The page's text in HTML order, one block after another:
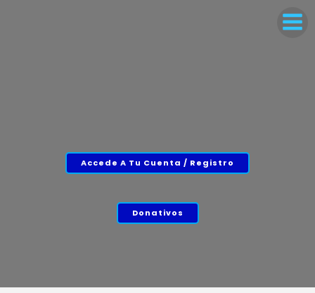
Accede A Tu Cuenta / Registro
Donativos